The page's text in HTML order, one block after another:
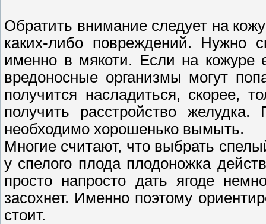
Обратить внимание следует на
каких-либо повреждений. Нужно
именно в мякоти. Если на кожуре
вредоносные организмы могут
получится насладиться, скорее,
получить расстройство
необходимо хорошенько вымыть.
Многие считают, что выбрать
у спелого плода плодоножка
просто напросто дать ягоде
засохнет. Именно поэтому
стоит.